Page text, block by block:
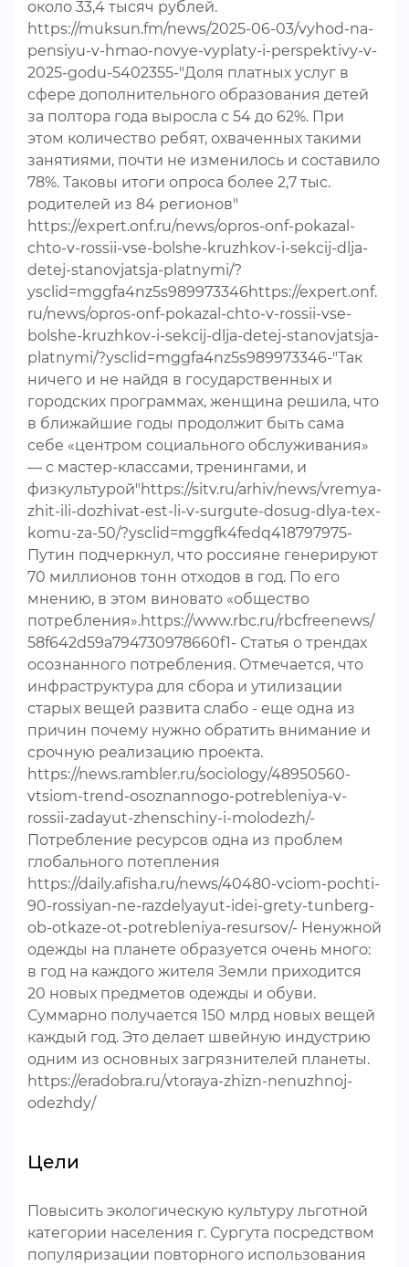
около 33,4 тысяч рублей.
https://muksun.fm/news/2025-06-03/vyhod-na-
pensiyu-v-hmao-novye-vyplaty-i-perspektivy-v-
2025-godu-5402355-"Доля платных услуг в
сфере дополнительного образования детей
за полтора года выросла с 54 до 62%. При
этом количество ребят, охваченных такими
занятиями, почти не изменилось и составило
78%. Таковы итоги опроса более 2,7 тыс.
родителей из 84 регионов"
https://expert.onf.ru/news/opros-onf-pokazal-
chto-v-rossii-vse-bolshe-kruzhkov-i-sekcij-dlja-
detej-stanovjatsja-platnymi/?
ysclid=mggfa4nz5s989973346https://expert.onf.
ru/news/opros-onf-pokazal-chto-v-rossii-vse-
bolshe-kruzhkov-i-sekcij-dlja-detej-stanovjatsja-
platnymi/?ysclid=mggfa4nz5s989973346-"Так
ничего и не найдя в государственных и
городских программах, женщина решила, что
в ближайшие годы продолжит быть сама
себе «центром социального обслуживания»
— с мастер-классами, тренингами, и
физкультурой"https://sitv.ru/arhiv/news/vremya-
zhit-ili-dozhivat-est-li-v-surgute-dosug-dlya-tex-
komu-za-50/?ysclid=mggfk4fedq418797975-
Путин подчеркнул, что россияне генерируют
70 миллионов тонн отходов в год. По его
мнению, в этом виновато «общество
потребления».https://www.rbc.ru/rbcfreenews/
58f642d59a794730978660f1- Статья о трендах
осознанного потребления. Отмечается, что
инфраструктура для сбора и утилизации
старых вещей развита слабо - еще одна из
причин почему нужно обратить внимание и
срочную реализацию проекта.
https://news.rambler.ru/sociology/48950560-
vtsiom-trend-osoznannogo-potrebleniya-v-
rossii-zadayut-zhenschiny-i-molodezh/-
Потребление ресурсов одна из проблем
глобального потепления
https://daily.afisha.ru/news/40480-vciom-pochti-
90-rossiyan-ne-razdelyayut-idei-grety-tunberg-
ob-otkaze-ot-potrebleniya-resursov/- Ненужной
одежды на планете образуется очень много:
в год на каждого жителя Земли приходится
20 новых предметов одежды и обуви.
Суммарно получается 150 млрд новых вещей
каждый год. Это делает швейную индустрию
одним из основных загрязнителей планеты.
https://eradobra.ru/vtoraya-zhizn-nenuzhnoj-
odezhdy/
Цели
Повысить экологическую культуру льготной
категории населения г. Сургута посредством
популяризации повторного использования